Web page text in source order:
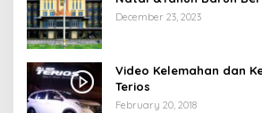
Saat Melintas di -Titik
December 23, 2023
Video Kelemahan dan
Terios
February 20, 2018